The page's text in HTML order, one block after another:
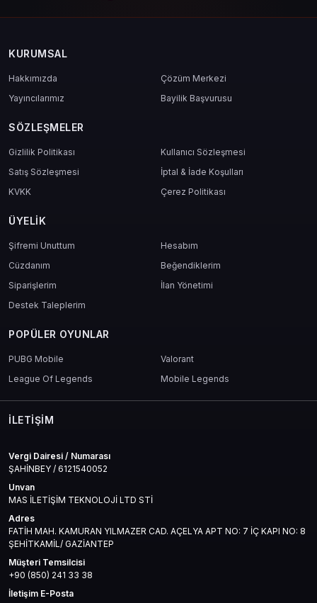
KURUMSAL
Hakkımızda
Çözüm Merkezi
Yayıncılarımız
Bayilik Başvurusu
SÖZLEŞMELER
Gizlilik Politikası
Kullanıcı Sözleşmesi
Satış Sözleşmesi
İptal & İade Koşulları
KVKK
Çerez Politikası
ÜYELIK
Şifremi Unuttum
Hesabım
Cüzdanım
Beğendiklerim
Siparişlerim
İlan Yönetimi
Destek Taleplerim
POPÜLER OYUNLAR
PUBG Mobile
Valorant
League Of Legends
Mobile Legends
İLETIŞIM
Vergi Dairesi / Numarası
ŞAHİNBEY / 6121540052
Unvan
MAS İLETİŞİM TEKNOLOJİ LTD STİ
Adres
FATİH MAH. KAMURAN YILMAZER CAD. AÇELYA APT NO: 7 İÇ KAPI NO: 8
ŞEHİTKAMİL/ GAZİANTEP
Müşteri Temsilcisi
+90 (850) 241 33 38
İletişim E-Posta